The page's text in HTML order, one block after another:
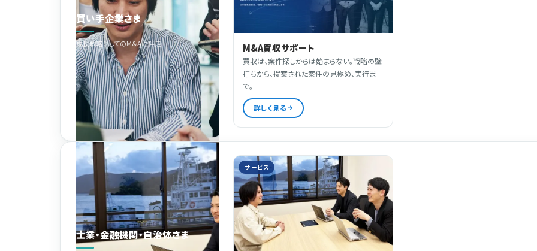
買い手企業さま
成長戦略としてのM&Aに伴走 M&A買収サポート
買収は、案件探しからは始まらない。戦略の壁
打ちから、提案された案件の見極め、実行ま
で。
詳しく見る
士業・金融機関・自治体さま
サービス